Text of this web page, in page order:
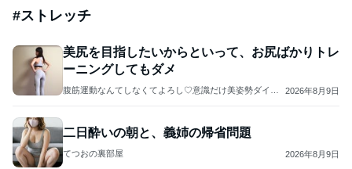
#ストレッチ
美尻を目指したいからといって、お尻ばかりトレ
ーニングしてもダメ
腹筋運動なんてしなくてよろし♡意識だけ美姿勢ダイエ
2026年8月9日
二日酔いの朝と、義姉の帰省問題
てつおの裏部屋 2026年8月9日